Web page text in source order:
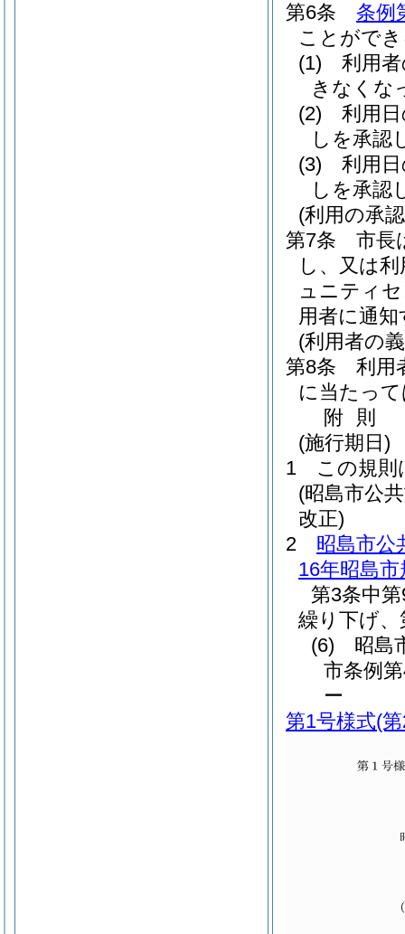
第6条
条例
ことがで
(1)
利用
きなく
(2)
利用
しを承
(3)
利用
しを承認
(利用の承
第7条
市長
し、又は
ュニティ
用者に通
(利用者の
第8条
利用
に当たっ
附 則
(施行期日)
1
この規則
(昭島市公
改正)
2
昭島市公
16年昭島
第3条中
繰り下げ
(6)
昭島
市条例
ー
第1号様式(